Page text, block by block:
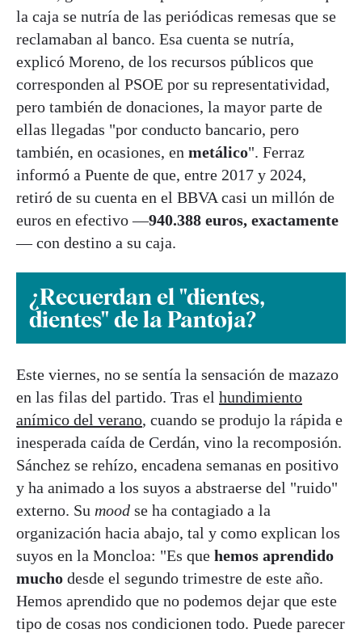
la caja se nutría de las periódicas remesas que se
reclamaban al banco. Esa cuenta se nutría,
explicó Moreno, de los recursos públicos que
corresponden al PSOE por su representatividad,
pero también de donaciones, la mayor parte de
ellas llegadas "por conducto bancario, pero
también, en ocasiones, en metálico". Ferraz
informó a Puente de que, entre 2017 y 2024,
retiró de su cuenta en el BBVA casi un millón de
euros en efectivo —940.388 euros, exactamente
— con destino a su caja.
¿Recuerdan el "dientes,
dientes" de la Pantoja?
Este viernes, no se sentía la sensación de mazazo
en las filas del partido. Tras el hundimiento
anímico del verano, cuando se produjo la rápida e
inesperada caída de Cerdán, vino la recomposión.
Sánchez se rehízo, encadena semanas en positivo
y ha animado a los suyos a abstraerse del "ruido"
externo. Su mood se ha contagiado a la
organización hacia abajo, tal y como explican los
suyos en la Moncloa: "Es que hemos aprendido
mucho desde el segundo trimestre de este año.
Hemos aprendido que no podemos dejar que este
tipo de cosas nos condicionen todo. Puede parecer